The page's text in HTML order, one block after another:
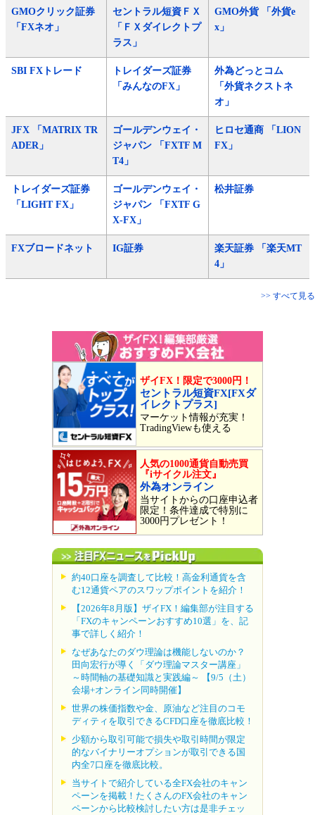
GMOクリック証券
「FXネオ」
セントラル短資ＦＸ
「ＦＸダイレクトプ
ラス」
GMO外貨 「外貨e
x」
SBI FXトレード
トレイダーズ証券
「みんなのFX」
外為どっとコム
「外貨ネクストネ
オ」
JFX 「MATRIX TR
ADER」
ゴールデンウェイ・
ジャパン 「FXTF M
T4」
ヒロセ通商 「LION
FX」
トレイダーズ証券
「LIGHT FX」
ゴールデンウェイ・
ジャパン 「FXTF G
X-FX」
松井証券
FXブロードネット IG証券
楽天証券 「楽天MT
4」
>> すべて見る
ザイFX！限定で3000円！
セントラル短資FX[FXダ
イレクトプラス]
マーケット情報が充実！
TradingViewも使える
人気の1000通貨自動売買
『iサイクル注文』
外為オンライン
当サイトからの口座申込者
限定！条件達成で特別に
3000円プレゼント！
約40口座を調査して比較！高金利通貨を含
む12通貨ペアのスワップポイントを紹介！
【2026年8月版】ザイFX！編集部が注目する
「FXのキャンペーンおすすめ10選」を、記
事で詳しく紹介！
なぜあなたのダウ理論は機能しないのか？
田向宏行が導く「ダウ理論マスター講座」
～時間軸の基礎知識と実践編～ 【9/5（土）
会場+オンライン同時開催】
世界の株価指数や金、原油など注目のコモ
ディティを取引できるCFD口座を徹底比較！
少額から取引可能で損失や取引時間が限定
的なバイナリーオプションが取引できる国
内全7口座を徹底比較。
当サイトで紹介している全FX会社のキャン
ペーンを掲載！たくさんのFX会社のキャン
ペーンから比較検討したい方は是非チェッ